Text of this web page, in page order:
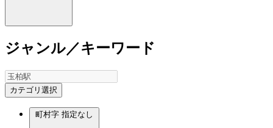
ジャンル／キーワード
カテゴリ選択
町村字 指定なし